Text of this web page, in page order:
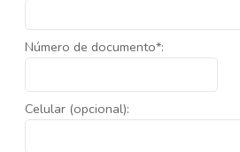
Número de documento*:
Celular (opcional):